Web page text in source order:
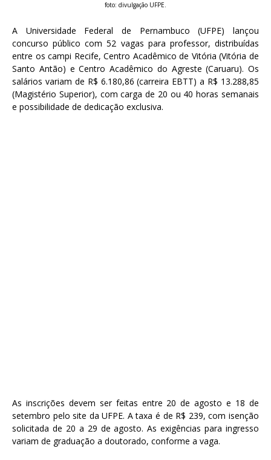
foto: divulgação UFPE.
A Universidade Federal de Pernambuco (UFPE) lançou
concurso público com 52 vagas para professor, distribuídas
entre os campi Recife, Centro Acadêmico de Vitória (Vitória de
Santo Antão) e Centro Acadêmico do Agreste (Caruaru). Os
salários variam de R$ 6.180,86 (carreira EBTT) a R$ 13.288,85
(Magistério Superior), com carga de 20 ou 40 horas semanais
e possibilidade de dedicação exclusiva.
As inscrições devem ser feitas entre 20 de agosto e 18 de
setembro pelo site da UFPE. A taxa é de R$ 239, com isenção
solicitada de 20 a 29 de agosto. As exigências para ingresso
variam de graduação a doutorado, conforme a vaga.